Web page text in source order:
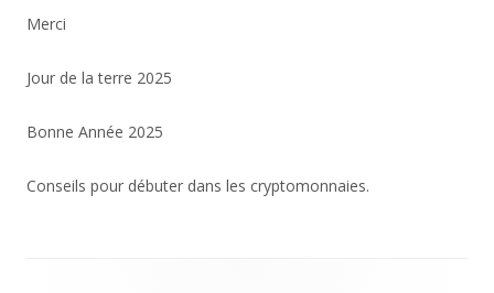
Merci
Jour de la terre 2025
Bonne Année 2025
Conseils pour débuter dans les cryptomonnaies.